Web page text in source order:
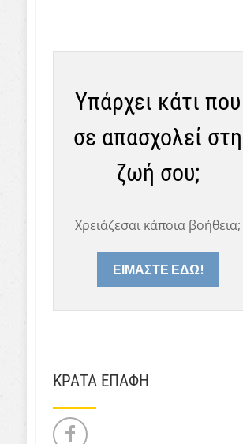
Υπάρχει κάτι που
σε απασχολεί στη
ζωή σου;
Χρειάζεσαι κάποια βοήθεια;
ΕΙΜΑΣΤΕ ΕΔΩ!
ΚΡΑΤΑ ΕΠΑΦΗ